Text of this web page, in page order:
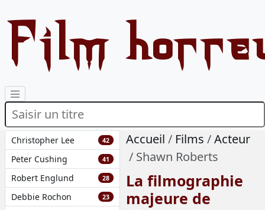
Film
Christopher Lee 42
Peter Cushing 41
Robert Englund 28
Debbie Rochon 23
Accueil Films
Acteur
Shawn Roberts
La filmographie
majeure de